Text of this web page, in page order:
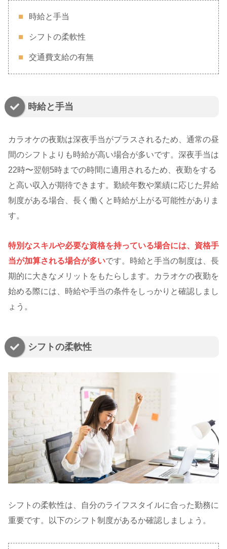
時給と手当
シフトの柔軟性
交通費支給の有無
時給と手当
カラオケの夜勤は深夜手当がプラスされるため、通常の昼
間のシフトよりも時給が高い場合が多いです。深夜手当は
22時〜翌朝5時までの時間に適用されるため、夜勤をする
と高い収入が期待できます。勤続年数や業績に応じた昇給
制度がある場合、長く働くと時給が上がる可能性がありま
す。
特別なスキルや必要な資格を持っている場合には、資格手
当が加算される場合が多いです。時給と手当の制度は、長
期的に大きなメリットをもたらします。カラオケの夜勤を
始める際には、時給や手当の条件をしっかりと確認しまし
ょう。
シフトの柔軟性
シフトの柔軟性は、自分のライフスタイルに合った勤務に
重要です。以下のシフト制度があるか確認しましょう。